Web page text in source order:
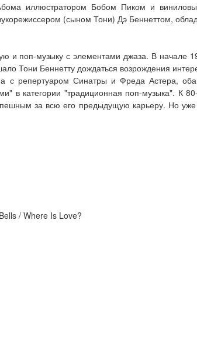
иллюстратором Бобом Пиком и
(сыном Тони) Дэ Беннеттом,
и поп-музыку с элементами джаза. В начале
Тони Беннетту дождаться возрождения
с репертуаром Синатры и Фреда Астера,
в категории "традиционная поп-музыка". К
за всю его предыдущую карьеру. Но
/ Where Is Love?